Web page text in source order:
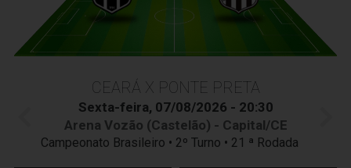
CEARÁ X PONTE PRETA
Sexta-feira, 07/08/2026 - 20:30
Arena Vozão (Castelão) - Capital/CE
Campeonato Brasileiro • 2º Turno • 21 ª Rodada